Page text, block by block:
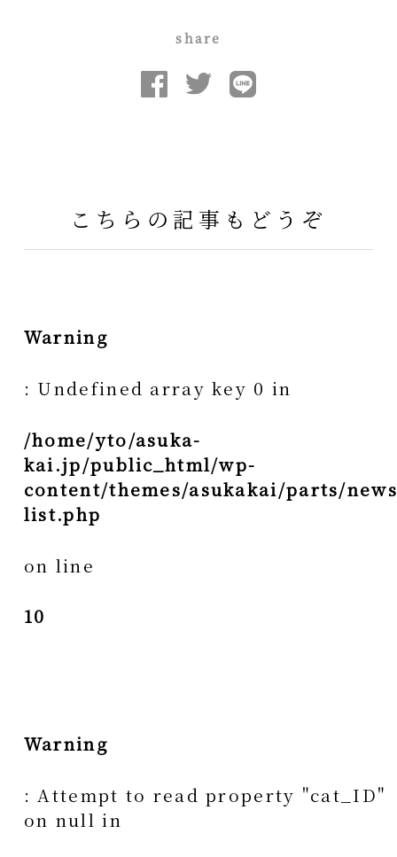
share
こちらの記事もどうぞ
Warning
: Undefined array key 0 in
/home/yto/asuka-
kai.jp/public_html/wp-
content/themes/asukakai/parts/
list.php
on line
10
Warning
: Attempt to read property "cat_ID"
on null in